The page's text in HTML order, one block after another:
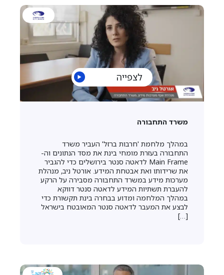
לצפייה
משרד התחבורה
במהלך מלחמת 'חרבות ברזל' העביר משרד
התחבורה בעזרת מומחי בינת את מסד הנתונים וה-
Main Frame לדאטה סנטר בירושלים כדי להגביר
את שרידותו ואת אבטחת המידע. אורטל ניב, מנהלת
מערכות מידע במשרד התחבורה מסבירה על הרקע
להעברת תשתיות המידע לדאטה סנטר דווקא
במהלך המלחמה ומדוע בבחרה בינת תקשורת כדי
לבצע את המעבר לדאטה סנטר המאובטח בישראל
[…]